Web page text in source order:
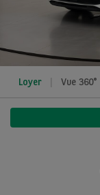
Loyer Vue 360°